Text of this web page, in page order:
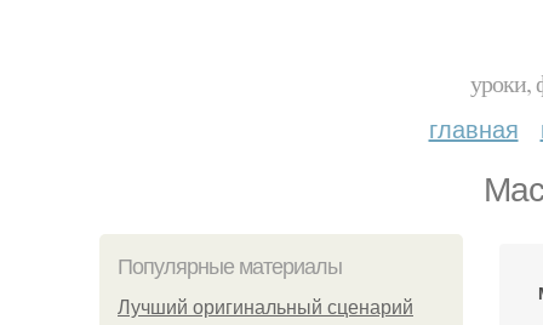
уроки,
главная
Популярные материалы
Лучший оригинальный сценарий